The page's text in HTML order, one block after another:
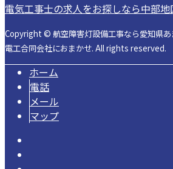
電気工事士の求人をお探しなら中部
Copyright © 航空障害灯設備工事なら愛知県あ
電工合同会社におまかせ. All rights reserved.
ホーム
電話
メール
マップ